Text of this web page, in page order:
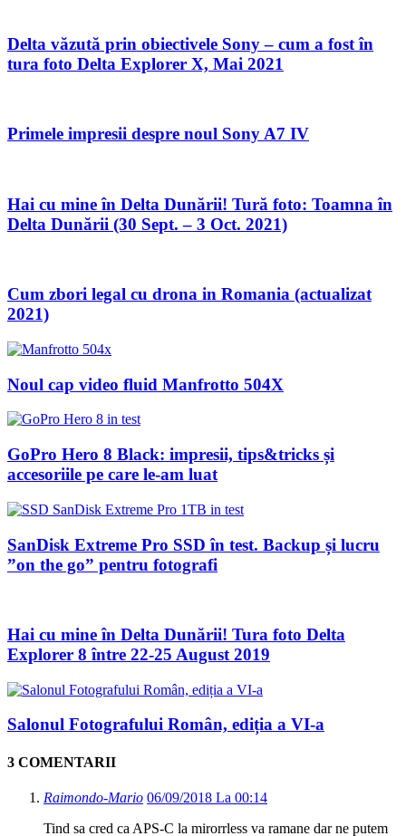
Delta văzută prin obiectivele Sony – cum a fost în
tura foto Delta Explorer X, Mai 2021
Primele impresii despre noul Sony A7 IV
Hai cu mine în Delta Dunării! Tură foto: Toamna în
Delta Dunării (30 Sept. – 3 Oct. 2021)
Cum zbori legal cu drona in Romania (actualizat
2021)
Noul cap video fluid Manfrotto 504X
GoPro Hero 8 Black: impresii, tips&tricks și
accesoriile pe care le-am luat
SanDisk Extreme Pro SSD în test. Backup și lucru
”on the go” pentru fotografi
Hai cu mine în Delta Dunării! Tura foto Delta
Explorer 8 între 22-25 August 2019
Salonul Fotografului Român, ediția a VI-a
3 COMENTARII
Raimondo-Mario 06/09/2018 La 00:14
Tind sa cred ca APS-C la mirorrless va ramane dar ne putem